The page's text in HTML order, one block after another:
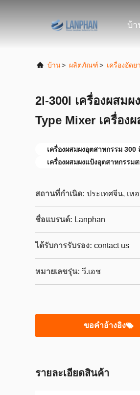
บ้า
บ้าน> ผลิตภัณฑ์> เครื่องอัดย
2l-300l เครื่องผสม
Type Mixer เครื่อง
เครื่องผสมผงอุตสาหกรรม 300
เครื่องผสมผงแป้งอุตสาหกรรม
สถานที่กำเนิด: ประเทศจีน, เห
ชื่อแบรนด์: Lanphan
ได้รับการรับรอง: contact us
หมายเลขรุ่น: วี.เอช
ขอคําอ้างอิง
รายละเอียดสินค้า